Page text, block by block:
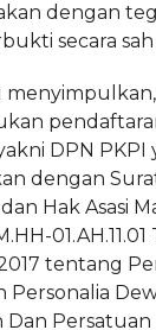
dengan
secara
DPN
dengan
Hak Asasi
tentang
Personalia
Dan Persatuan